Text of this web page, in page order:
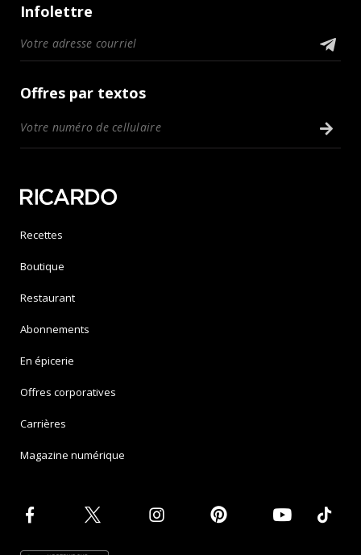
Infolettre
Offres par textos
Recettes
Boutique
Restaurant
Abonnements
En épicerie
Offres corporatives
Carrières
Magazine numérique